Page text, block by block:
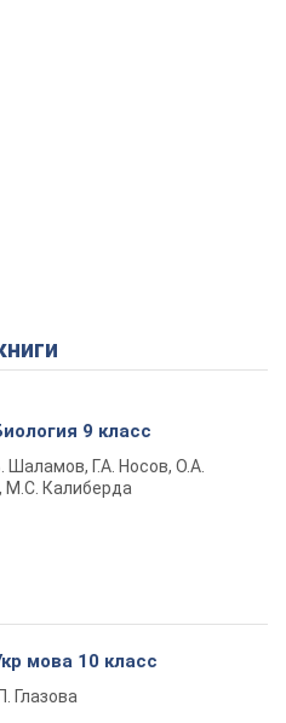
9 класс
Шаламов, Г.А. Носов, О.А.
М.С. Калиберда
мова 10 класс
Глазова